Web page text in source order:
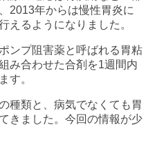
2013年からは慢性胃炎に
えるようになりました。
ンプ阻害薬と呼ばれる胃粘
み合わせた合剤を1週間内
す。
種類と、病気でなくても胃
きました。今回の情報が少